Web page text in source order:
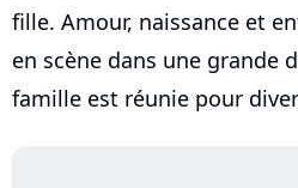
fille. Amour, naissance et
en scène dans une grande
famille est réunie pour